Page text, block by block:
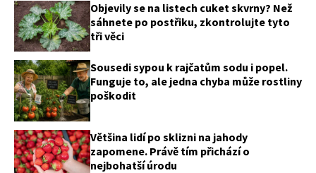
Objevily se na listech cuket skvrny? Než
sáhnete po postřiku, zkontrolujte tyto
tři věci
Sousedi sypou k rajčatům sodu i popel.
Funguje to, ale jedna chyba může rostliny
poškodit
Většina lidí po sklizni na jahody
zapomene. Právě tím přichází o
nejbohatší úrodu